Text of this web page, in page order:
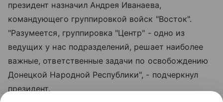
президент назначил Андрея Иванаева,
командующего группировкой войск "Восток".
"Разумеется, группировка "Центр" - одно из
ведущих у нас подразделений, решает наиболее
важные, ответственные задачи по освобождению
Донецкой Народной Республики", - подчеркнул
президент.